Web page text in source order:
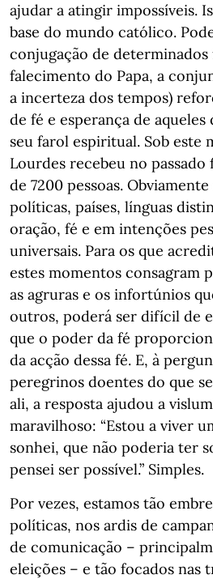
ajudar a atingir impossíveis.
base do mundo católico.
conjugação de determinados
falecimento do Papa, a
a incerteza dos tempos)
de fé e esperança de
seu farol espiritual. Sob este
Lourdes recebeu no
de 7200 pessoas.
políticas, países, línguas
oração, fé e em intenções
universais. Para os que
estes momentos consagram
as agruras e os infortúnios
outros, poderá ser difícil de
que o poder da fé
da acção dessa fé. E, à
peregrinos doentes do que
ali, a resposta ajudou a
maravilhoso: “Estou a viver
sonhei, que não poderia ter
pensei ser possível.” Simples.
Por vezes, estamos tão
políticas, nos ardis de
de comunicação –
eleições – e tão focados nas